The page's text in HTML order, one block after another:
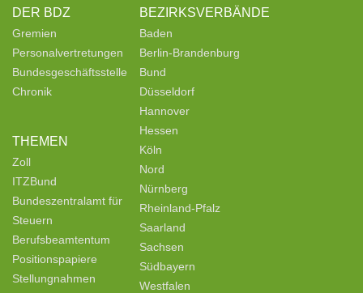
DER BDZ
Gremien
Personalvertretungen
Bundesgeschäftsstelle
Chronik
THEMEN
Zoll
ITZBund
Bundeszentralamt für
Steuern
Berufsbeamtentum
Positionspapiere
Stellungnahmen
BEZIRKSVERBÄNDE
Baden
Berlin-Brandenburg
Bund
Düsseldorf
Hannover
Hessen
Köln
Nord
Nürnberg
Rheinland-Pfalz
Saarland
Sachsen
Südbayern
Westfalen